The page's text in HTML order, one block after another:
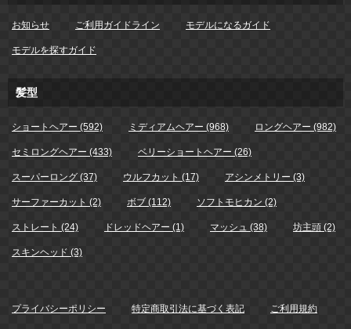
お知らせ ご利用ガイドライン モデルになるガイド
モデルを探すガイド
髪型
ショートヘアー (592) ミディアムヘアー (968) ロングヘアー (982)
セミロングヘアー (433) ベリーショートヘアー (26)
スーパーロング (37) ウルフカット (17) アシンメトリー (3)
サーファーカット (2) ボブ (112) ソフトモヒカン (2)
ストレート (24) ドレッドヘアー (1) マッシュ (38) 坊主頭 (2)
スキンヘッド (3)
プライバシーポリシー 特定商取引法に基づく表記 ご利用規約